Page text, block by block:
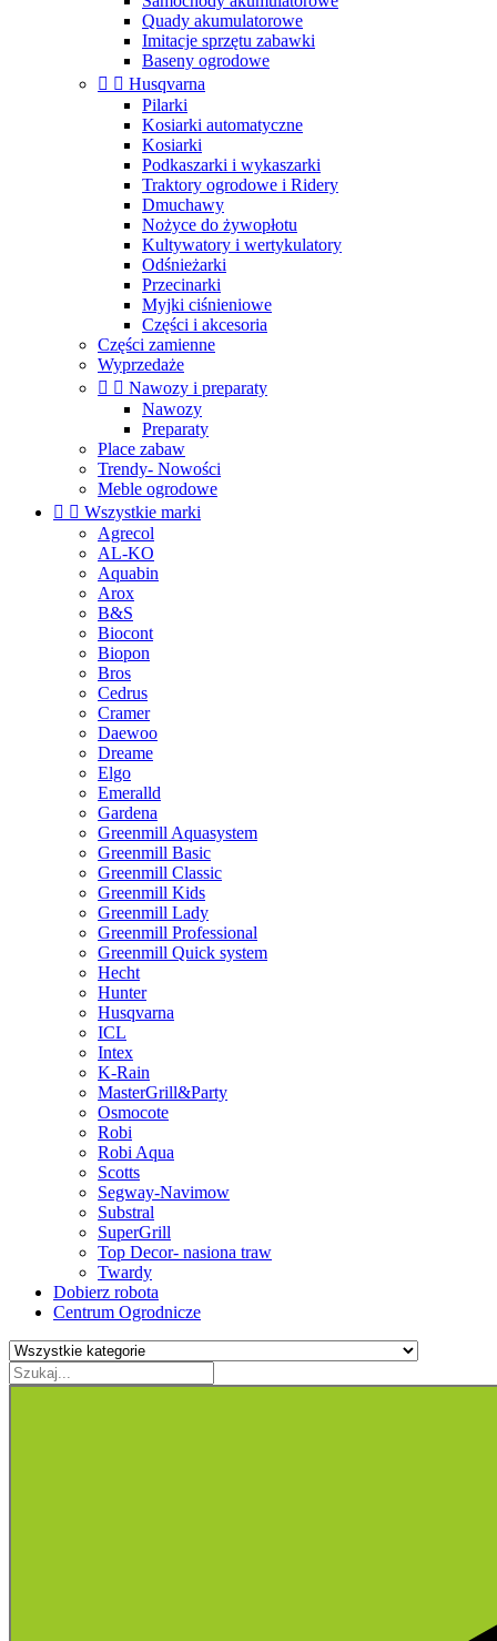
Quady akumulatorowe
Imitacje sprzętu zabawki
Baseny ogrodowe
  Husqvarna
Pilarki
Kosiarki automatyczne
Kosiarki
Podkaszarki i wykaszarki
Traktory ogrodowe i Ridery
Dmuchawy
Nożyce do żywopłotu
Kultywatory i wertykulatory
Odśnieżarki
Przecinarki
Myjki ciśnieniowe
Części i akcesoria
Części zamienne
Wyprzedaże
  Nawozy i preparaty
Nawozy
Preparaty
Place zabaw
Trendy- Nowości
Meble ogrodowe
  Wszystkie marki
Agrecol
AL-KO
Aquabin
Arox
B&S
Biocont
Biopon
Bros
Cedrus
Cramer
Daewoo
Dreame
Elgo
Emeralld
Gardena
Greenmill Aquasystem
Greenmill Basic
Greenmill Classic
Greenmill Kids
Greenmill Lady
Greenmill Professional
Greenmill Quick system
Hecht
Hunter
Husqvarna
ICL
Intex
K-Rain
MasterGrill&Party
Osmocote
Robi
Robi Aqua
Scotts
Segway-Navimow
Substral
SuperGrill
Top Decor- nasiona traw
Twardy
Dobierz robota
Centrum Ogrodnicze